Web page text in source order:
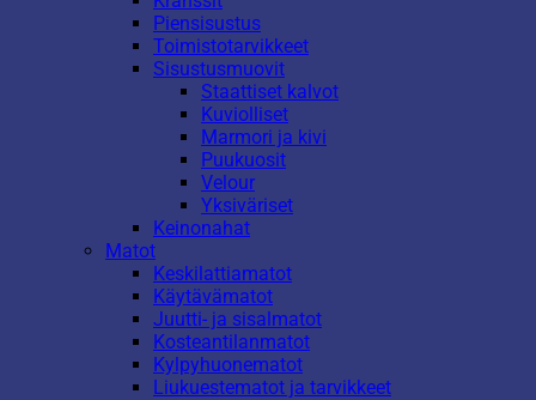
Piensisustus
Toimistotarvikkeet
Sisustusmuovit
Staattiset kalvot
Kuviolliset
Marmori ja kivi
Puukuosit
Velour
Yksiväriset
Keinonahat
Matot
Keskilattiamatot
Käytävämatot
Juutti- ja sisalmatot
Kosteantilanmatot
Kylpyhuonematot
Liukuestematot ja tarvikkeet